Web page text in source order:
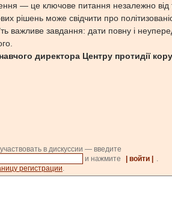
— це ключове питання незалежно від
рішень може свідчити про
важливе завдання: дати повну і
директора Центру протидії
в дискуссии — введите
и нажмите | войти |
.
регистрации.